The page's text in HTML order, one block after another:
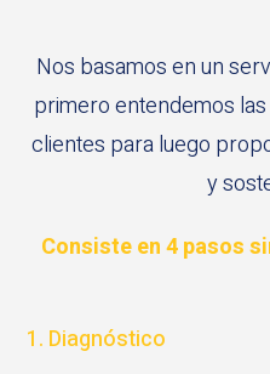
Nos basamos en un
primero entendemos
clientes para luego
y
Consiste en 4 pasos
1. Diagnóstico